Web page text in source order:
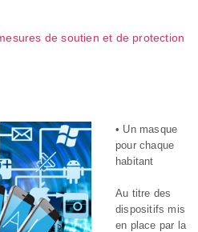
de soutien et de protection
• Un masque
pour chaque
habitant
Au titre des
dispositifs mis
en place par la